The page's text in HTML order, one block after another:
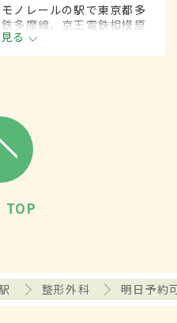
ノレールの駅で東京都多
多摩線、京王電鉄相模原
ンの中心地区。駅前には
、周辺エリアには大学が
る
TOP
整形外科 明日予約